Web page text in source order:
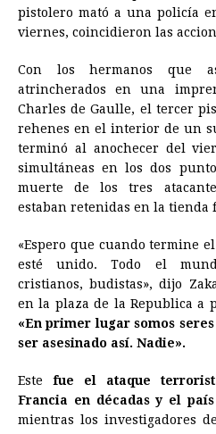
pistolero mató a una policía
viernes, coincidieron las
Con los hermanos que
atrincherados en una
Charles de Gaulle, el tercer
rehenes en el interior de un
terminó al anochecer del
simultáneas en los dos
muerte de los tres
estaban retenidas en la tienda
«Espero que cuando termine
esté unido. Todo el
cristianos, budistas», dijo
en la plaza de la Republica a
«En primer lugar somos
ser asesinado así. Nadie».
Este fue el ataque
Francia en décadas y el
mientras los investigadores